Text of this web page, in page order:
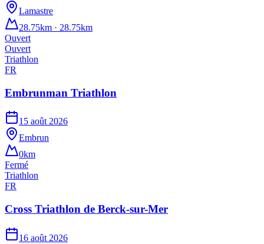
Lamastre
28.75km · 28.75km
Ouvert
Ouvert
Triathlon
FR
Embrunman Triathlon
15 août 2026
Embrun
0km
Fermé
Triathlon
FR
Cross Triathlon de Berck-sur-Mer
16 août 2026